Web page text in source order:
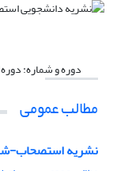
دوره و شماره:دوره 2، شماره 2،
مطالب عمومی
نشریه استصحاب-